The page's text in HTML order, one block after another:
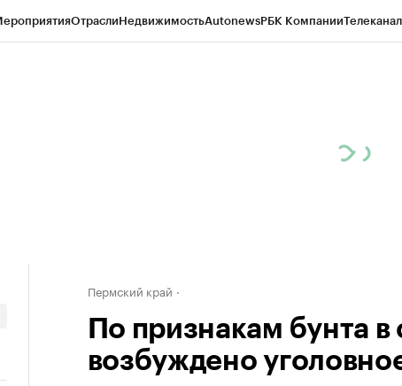
ОтраслиНедвижимостьAutonewsРБК КомпанииТелеканал
Пермский край
По признакам бунта
возбуждено